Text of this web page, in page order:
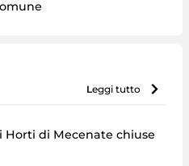
leggi tutto
Horti di Mecenate chiuse